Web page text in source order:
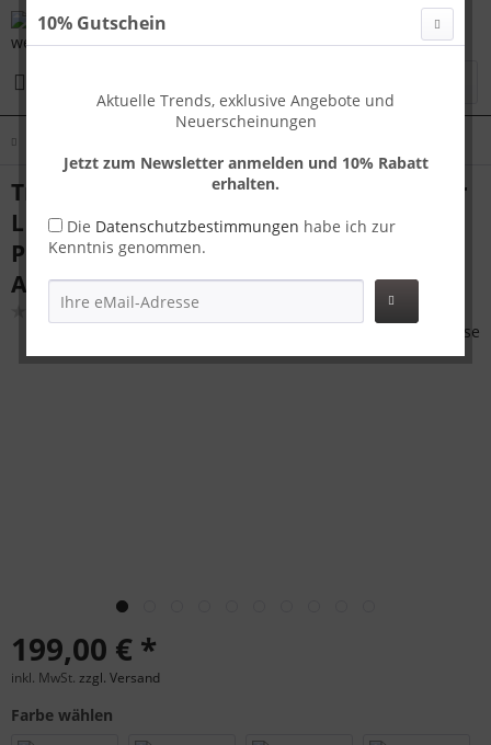
Travelhouse London Handgepäck Koffer
L Schwarz 75 x 48 x 26 cm |
Polycarbonat-Hartschale | TSA-Schloss,
Aluminiumrahmen
199,00 € *
inkl. MwSt. zzgl. Versand
Farbe wählen
10% Gutschein
Aktuelle Trends, exklusive Angebote und
Neuerscheinungen
Jetzt zum Newsletter anmelden und 10% Rabatt
erhalten.
Die Datenschutzbestimmungen habe ich zur
Kenntnis genommen.